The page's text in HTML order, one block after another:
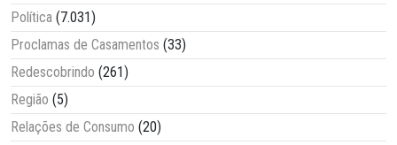
Política (7.031)
Proclamas de Casamentos (33)
Redescobrindo (261)
Região (5)
Relações de Consumo (20)